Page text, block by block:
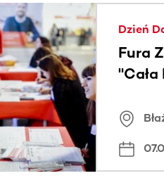
zawiera treści przewijane
Dzień
Fura